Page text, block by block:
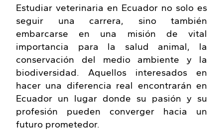
Estudiar veterinaria en Ecuador no solo es
seguir una carrera, sino también
embarcarse en una misión de vital
importancia para la salud animal, la
conservación del medio ambiente y la
biodiversidad. Aquellos interesados en
hacer una diferencia real encontrarán en
Ecuador un lugar donde su pasión y su
profesión pueden converger hacia un
futuro prometedor.